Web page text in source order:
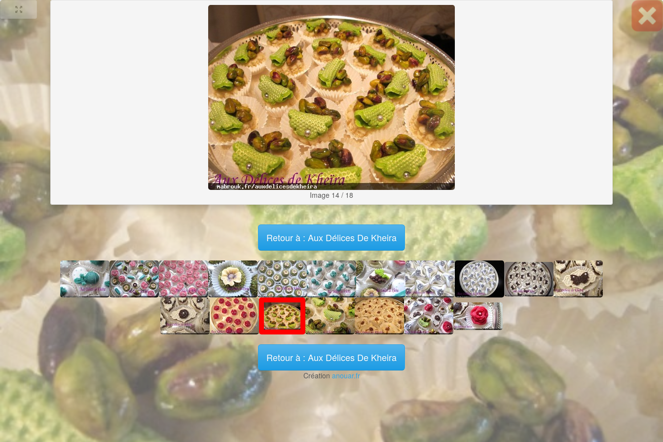
Image 14 / 18
Retour à : Aux Délices De Kheira
Retour à : Aux Délices De Kheira
Création anouar.fr